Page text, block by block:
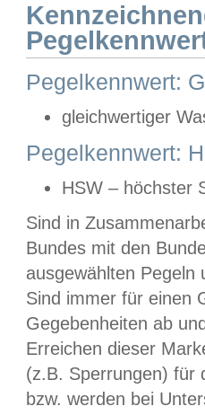
Pegelkennwert:
gleichwertiger
Pegelkennwert:
HSW – höchster
Sind in
Bundes mit den
ausgewählten
Sind immer für einen
Gegebenheiten ab
Erreichen dieser
(z.B. Sperrungen) für
bzw. werden bei